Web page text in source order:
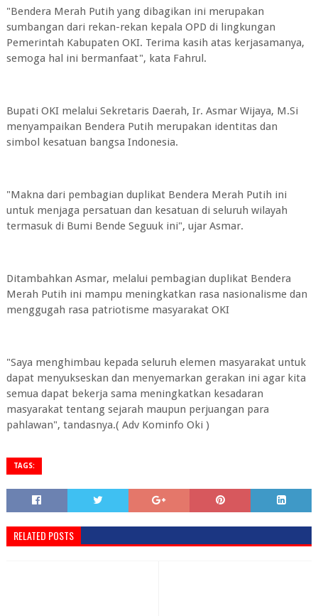
"Bendera Merah Putih yang dibagikan ini merupakan
sumbangan dari rekan-rekan kepala OPD di lingkungan
Pemerintah Kabupaten OKI. Terima kasih atas kerjasamanya,
semoga hal ini bermanfaat", kata Fahrul.
Bupati OKI melalui Sekretaris Daerah, Ir. Asmar Wijaya, M.Si
menyampaikan Bendera Putih merupakan identitas dan
simbol kesatuan bangsa Indonesia.
"Makna dari pembagian duplikat Bendera Merah Putih ini
untuk menjaga persatuan dan kesatuan di seluruh wilayah
termasuk di Bumi Bende Seguuk ini", ujar Asmar.
Ditambahkan Asmar, melalui pembagian duplikat Bendera
Merah Putih ini mampu meningkatkan rasa nasionalisme dan
menggugah rasa patriotisme masyarakat OKI
"Saya menghimbau kepada seluruh elemen masyarakat untuk
dapat menyukseskan dan menyemarkan gerakan ini agar kita
semua dapat bekerja sama meningkatkan kesadaran
masyarakat tentang sejarah maupun perjuangan para
pahlawan", tandasnya.( Adv Kominfo Oki )
TAGS:
RELATED POSTS